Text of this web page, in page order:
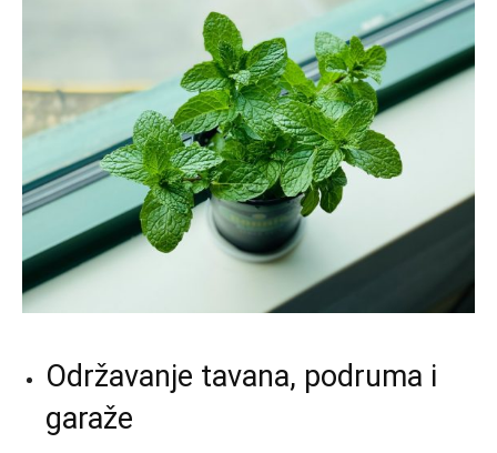
Održavanje tavana, podruma i
garaže